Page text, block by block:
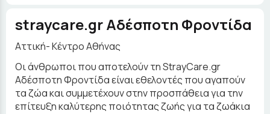
straycare.gr Aδέσποτη Φροντίδα
Αττική- Κέντρο Αθήνας
Οι άνθρωποι που αποτελούν τη StrayCare.gr
Aδέσποτη Φροντίδα είναι εθελοντές που αγαπούν
τα ζώα και συμμετέχουν στην προσπάθεια για την
επίτευξη καλύτερης ποιότητας ζωής για τα ζωάκια